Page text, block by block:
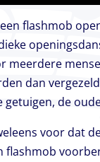
flashmob
meerdere
dan
getuigen, de
voor dat
flashmob